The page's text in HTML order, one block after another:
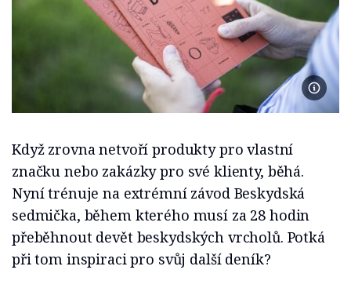
Foto
Když zrovna netvoří produkty pro vlastní
značku nebo zakázky pro své klienty, běhá.
Nyní trénuje na extrémní závod Beskydská
sedmička, během kterého musí za 28 hodin
přeběhnout devět beskydských vrcholů. Potká
při tom inspiraci pro svůj další deník?